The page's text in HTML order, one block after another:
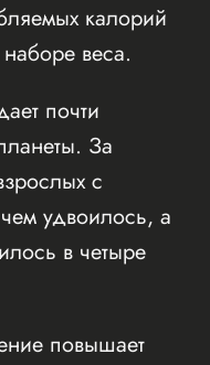
калорий
веса.
почти
За
с
удвоилось, а
в четыре
повышает